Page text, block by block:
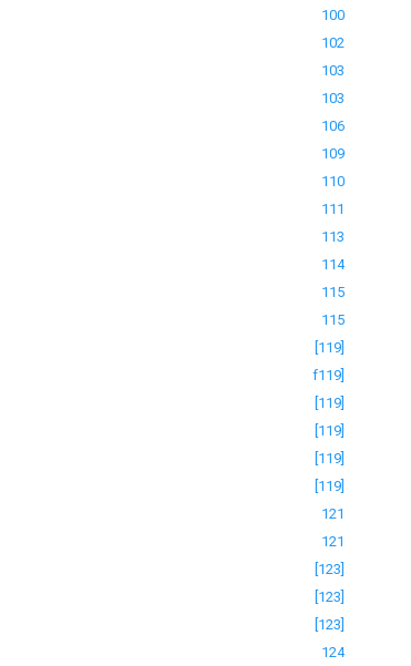
100
102
103
103
106
109
110
111
113
114
115
115
[119]
f119]
[119]
[119]
[119]
[119]
121
121
[123]
[123]
[123]
124